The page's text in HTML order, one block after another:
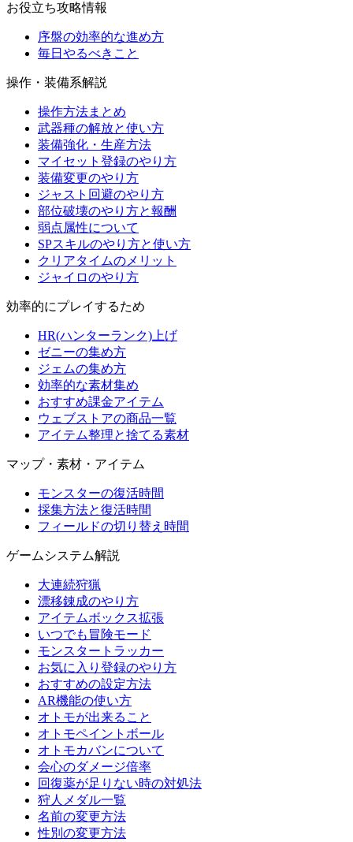
お役立ち攻略情報
序盤の効率的な進め方
毎日やるべきこと
操作・装備系解説
操作方法まとめ
武器種の解放と使い方
装備強化・生産方法
マイセット登録のやり方
装備変更のやり方
ジャスト回避のやり方
部位破壊のやり方と報酬
弱点属性について
SPスキルのやり方と使い方
クリアタイムのメリット
ジャイロのやり方
効率的にプレイするため
HR(ハンターランク)上げ
ゼニーの集め方
ジェムの集め方
効率的な素材集め
おすすめ課金アイテム
ウェブストアの商品一覧
アイテム整理と捨てる素材
マップ・素材・アイテム
モンスターの復活時間
採集方法と復活時間
フィールドの切り替え時間
ゲームシステム解説
大連続狩猟
漂移錬成のやり方
アイテムボックス拡張
いつでも冒険モード
モンスタートラッカー
お気に入り登録のやり方
おすすめの設定方法
AR機能の使い方
オトモが出来ること
オトモペイントボール
オトモカバンについて
会心のダメージ倍率
回復薬が足りない時の対処法
狩人メダル一覧
名前の変更方法
性別の変更方法